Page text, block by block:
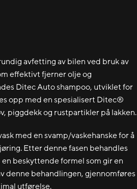
avfetting av bilen ved bruk av
effektivt fjerner olje og
Ditec Auto shampoo, utviklet for
opp med en spesialisert Ditec®
piggdekk og rustpartikler på lakken.
med en svamp/vaskehanske for å
Etter denne fasen behandles
beskyttende formel som gir en
denne behandlingen, gjennomføres
utførelse.